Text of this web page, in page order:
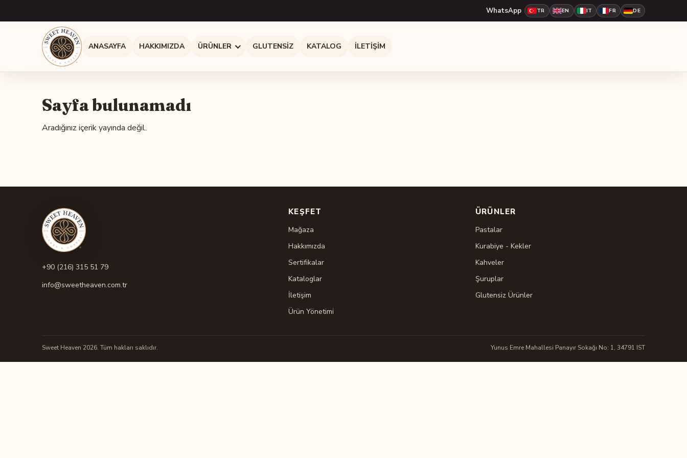
WhatsApp TR EN IT FR DE
ANASAYFA HAKKIMIZDA ÜRÜNLER GLUTENSIZ KATALOG İLETIŞIM
Sayfa bulunamadı
Aradığınız içerik yayında değil.
+90 (216) 315 51 79
info@sweetheaven.com.tr
KEŞFET
Mağaza
Hakkımızda
Sertifikalar
Kataloglar
İletişim
Ürün Yönetimi
ÜRÜNLER
Pastalar
Kurabiye - Kekler
Kahveler
Şuruplar
Glutensiz Ürünler
Sweet Heaven 2026. Tüm hakları saklıdır. Yunus Emre Mahallesi Panayır Sokağı No: 1, 34791 IST